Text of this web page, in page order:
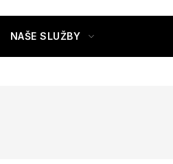
NAŠE SLUŽBY